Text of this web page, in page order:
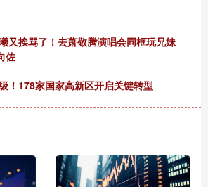
又挨骂了！去萧敬腾演唱会同框玩兄妹
佐
！178家国家高新区开启关键转型